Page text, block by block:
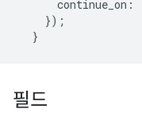
continue_on :
});
}
필드